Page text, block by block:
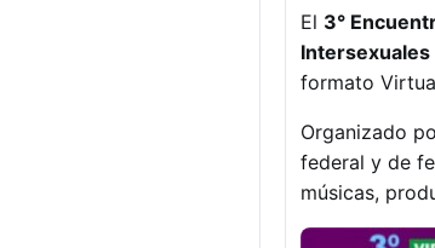
El 3°
Intersexuales
formato
Organizado
federal y de
músicas,